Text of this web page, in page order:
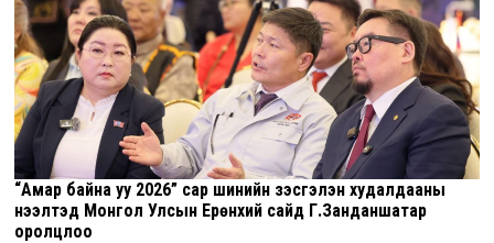
“Амар байна уу 2026” сар шинийн үзэсгэлэн худалдааны
нээлтэд Монгол Улсын Ерөнхий сайд Г.Занданшатар
оролцлоо